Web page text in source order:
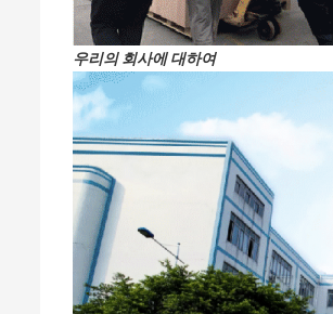
우리의 회사에 대하여